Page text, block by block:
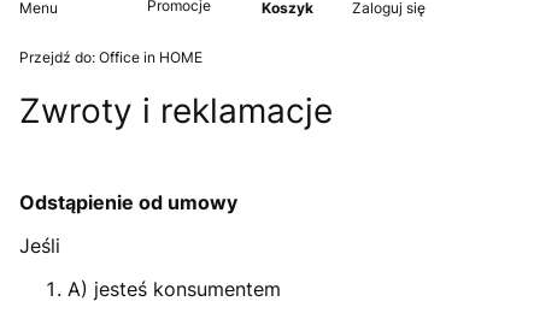
Menu Promocje Koszyk Zaloguj się
Przejdź do: Office in HOME
Zwroty i reklamacje
Odstąpienie od umowy
Jeśli
A) jesteś konsumentem